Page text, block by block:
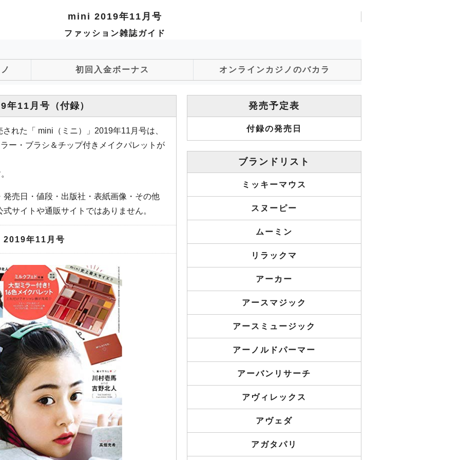
mini 2019年11月号
ファッション雑誌ガイド
初回入金ボーナス オンラインカジノのバカラ
年11月号 （付録）
れた「 mini（ミニ）」2019年11月号は、
ー・ブラシ＆チップ付きメイクパレットが
売日・値段・出版社・表紙画像・その他
サイトや通販サイトではありません。
年11月号
発売予定表
付録の発売日
ブランドリスト
ミッキーマウス
スヌーピー
ムーミン
リラックマ
アーカー
アースマジック
アースミュージック
アーノルドパーマー
アーバンリサーチ
アヴィレックス
アヴェダ
アガタパリ